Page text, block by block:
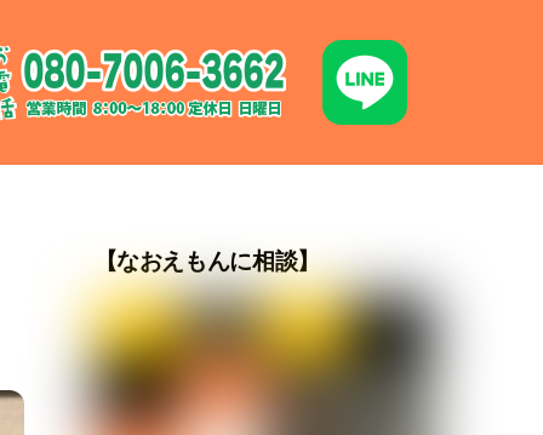
【なおえもんに相談】